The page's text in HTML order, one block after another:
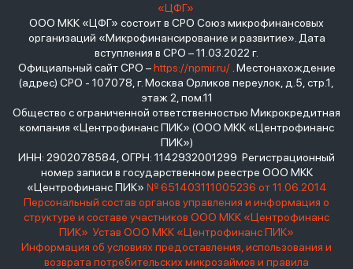
«ЦФГ»
ООО МКК «ЦФГ» состоит в СРО Союз микрофинансовых
организаций «Микрофинансирование и развитие». Дата
вступления в СРО – 11.03.2022 г.
Официальный сайт СРО –https://npmir.ru/. Местонахождение
(адрес) СРО - 107078, г. Москва Орликов переулок, д.5, стр.1,
этаж 2, пом.11
Общество с ограниченной ответственностью Микрокредитная
компания «Центрофинанс ПИК» (ООО МКК «Центрофинанс
ПИК»)
ИНН: 2902078584, ОГРН: 1142932001299 Регистрационный
номер записи в государственном реестре ООО МКК
«Центрофинанс ПИК» № 651403111005236 от 11.06.2014
Персональный состав органов управления и информация о
структуре и составе участников ООО МКК «Центрофинанс
ПИК» Устав ООО МКК «Центрофинанс ПИК»
Информация об условиях предоставления, использования и
возврата потребительских микрозаймов и правила